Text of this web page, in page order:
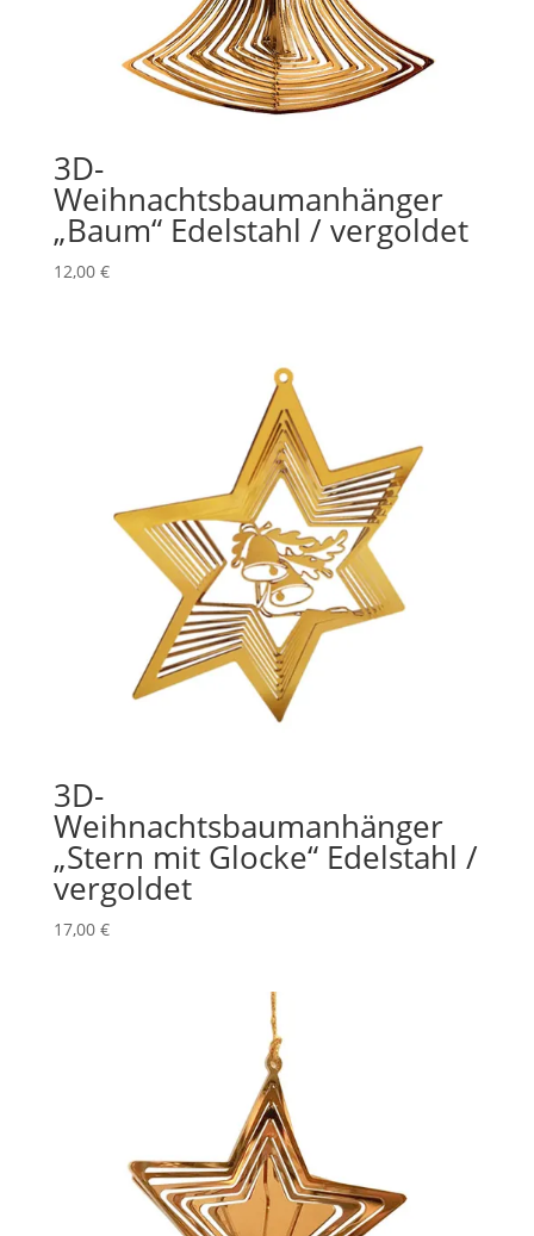
3D-
Weihnachtsbaumanhänger
„Baum“ Edelstahl / vergoldet
12,00 €
3D-
Weihnachtsbaumanhänger
„Stern mit Glocke“ Edelstahl /
vergoldet
17,00 €